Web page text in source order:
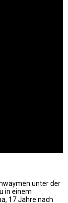
unter der
in einem
17 Jahre nach